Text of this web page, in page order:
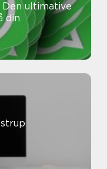
Den ultimative
din